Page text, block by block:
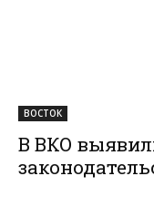
ВОСТОК
В ВКО